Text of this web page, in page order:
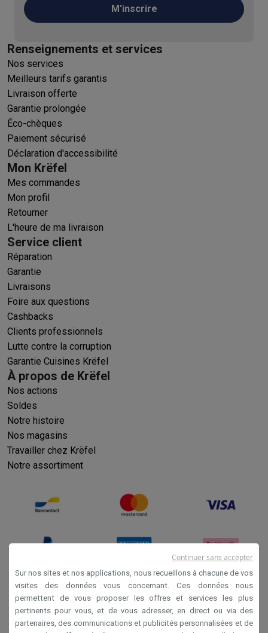
M'inscrire
Renseignements et services
Nos services
Meilleurs tarifs garantis
Livraison offerte
Garantie prolongée
Éco-chèques
Paiement sécurisé
Déclaration d'accessibilité
Mon Krëfel
Mes commandes
Mon profil
Retourner
L'heure de ma livraison
Service client
Réparation
Garantie
Livraisons
Foire aux questions
Cashbacks
Clients professionnels
Lutte contre la corruption
Garantie Cuisines Krëfel
À propos de Krëfel
Nos actions
Soldes
Notre histoire
Nos magasins
Travailler chez Krëfel
Notre assortiment
Conditions générales de vente
Privacy
Sur nos sites et nos applications, nous recueillons à chacune de vos
visites des données vous concernant. Ces données nous
permettent de vous proposer les offres et services les plus
pertinents pour vous, et de vous adresser, en direct ou via des
partenaires, des communications et publicités personnalisées et de
Continuer sans accepter